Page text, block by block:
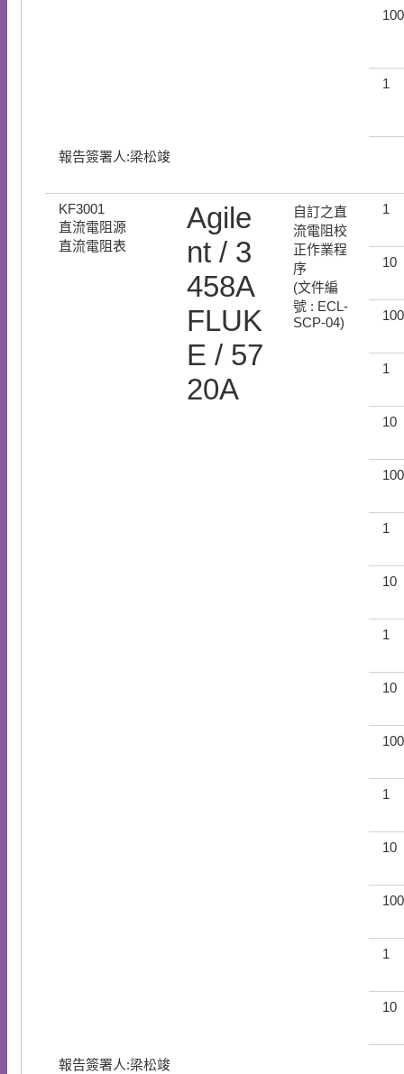
100
1
報告簽署人:梁松竣
KF3001
直流電阻源
直流電阻表
Agile
nt / 3
458A
FLUK
E / 57
20A
自訂之直
流電阻校
正作業程
序
(文件編
號 : ECL-
SCP-04)
1
10
100
1
10
100
1
10
1
10
100
1
10
100
1
10
報告簽署人:梁松竣